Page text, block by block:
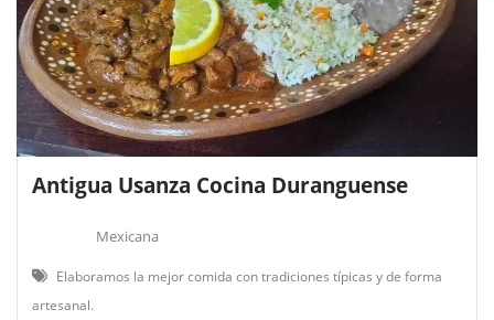
Antigua Usanza Cocina Duranguense
Mexicana
Elaboramos la mejor comida con tradiciones típicas y de forma
artesanal.